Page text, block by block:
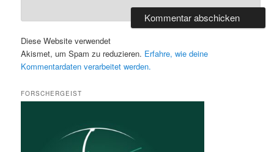
Diese Website verwendet
Akismet, um Spam zu reduzieren. Erfahre, wie deine
Kommentardaten verarbeitet werden.
FORSCHERGEIST